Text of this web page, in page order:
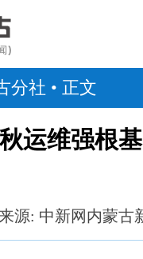
分社 • 正文
运维强根
来源: 中新网内蒙古